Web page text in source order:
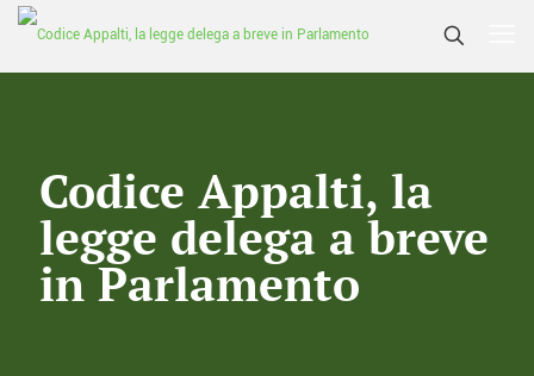
Codice Appalti, la
legge delega a breve
in Parlamento